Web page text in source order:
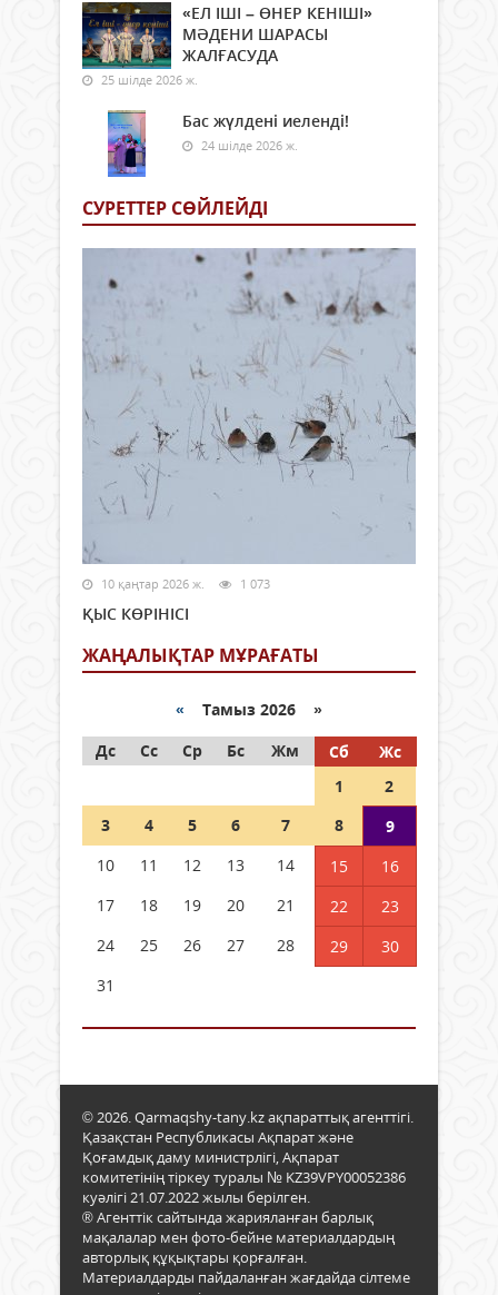
«ЕЛ ІШІ – ӨНЕР КЕНІШІ»
МӘДЕНИ ШАРАСЫ
ЖАЛҒАСУДА
25 шілде 2026 ж.
Бас жүлдені иеленді!
24 шілде 2026 ж.
СУРЕТТЕР СӨЙЛЕЙДI
10 қаңтар 2026 ж. 1 073
ҚЫС КӨРІНІСІ
ЖАҢАЛЫҚТАР МҰРАҒАТЫ
« Тамыз 2026 »
Дс
Сс Ср Бс Жм Сб
Жс
1
2
3
4 5 6 7 8
9
10
11 12 13 14 15
16
17
18 19 20 21 22
23
24
25 26 27 28 29
30
31
© 2026. Qarmaqshy-tany.kz ақпараттық агенттігі.
Қазақстан Республикасы Ақпарат және
Қоғамдық даму министрлігі, Ақпарат
комитетінің тіркеу туралы № KZ39VPY00052386
куәлігі 21.07.2022 жылы берілген.
® Агенттік сайтында жарияланған барлық
мақалалар мен фото-бейне материалдардың
авторлық құқықтары қорғалған.
Материалдарды пайдаланған жағдайда сілтеме